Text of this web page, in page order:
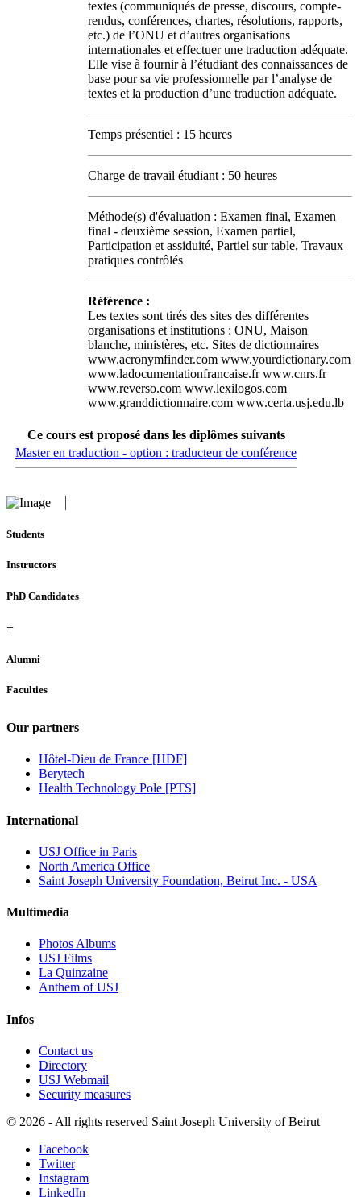
textes (communiqués de presse, discours, compte-
rendus, conférences, chartes, résolutions, rapports,
etc.) de l’ONU et d’autres organisations
internationales et effectuer une traduction adéquate.
Elle vise à fournir à l’étudiant des connaissances de
base pour sa vie professionnelle par l’analyse de
textes et la production d’une traduction adéquate.
Temps présentiel : 15 heures
Charge de travail étudiant : 50 heures
Méthode(s) d'évaluation : Examen final, Examen
final - deuxième session, Examen partiel,
Participation et assiduité, Partiel sur table, Travaux
pratiques contrôlés
Référence :
Les textes sont tirés des sites des différentes
organisations et institutions : ONU, Maison
blanche, ministères, etc. Sites de dictionnaires
www.acronymfinder.com www.yourdictionary.com
www.ladocumentationfrancaise.fr www.cnrs.fr
www.reverso.com www.lexilogos.com
www.granddictionnaire.com www.certa.usj.edu.lb
Ce cours est proposé dans les diplômes suivants
Master en traduction - option : traducteur de conférence
Students
Instructors
PhD Candidates
+
Alumni
Faculties
Our partners
Hôtel-Dieu de France [HDF]
Berytech
Health Technology Pole [PTS]
International
USJ Office in Paris
North America Office
Saint Joseph University Foundation, Beirut Inc. - USA
Multimedia
Photos Albums
USJ Films
La Quinzaine
Anthem of USJ
Infos
Contact us
Directory
USJ Webmail
Security measures
© 2026 - All rights reserved Saint Joseph University of Beirut
Facebook
Twitter
Instagram
LinkedIn